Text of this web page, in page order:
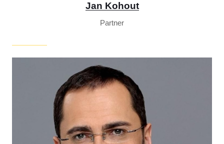
Jan Kohout
Partner